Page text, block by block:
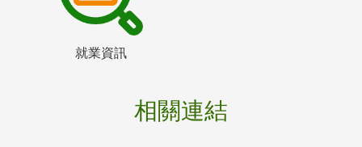
就業資訊
相關連結